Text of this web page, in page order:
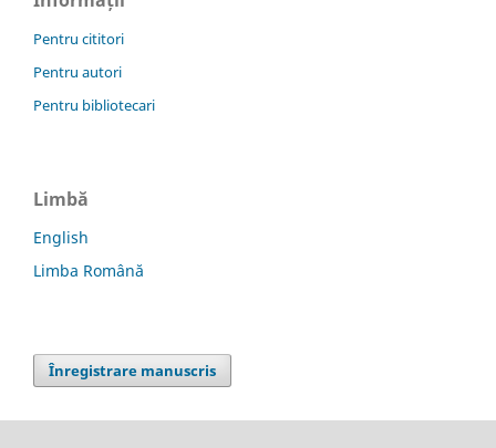
Pentru cititori
Pentru autori
Pentru bibliotecari
Limbă
English
Limba Română
Înregistrare manuscris